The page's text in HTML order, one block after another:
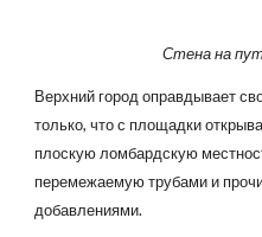
Стена на
Верхний город оправдывает
только, что с площадки
плоскую ломбардскую
перемежаемую трубами и
добавлениями.